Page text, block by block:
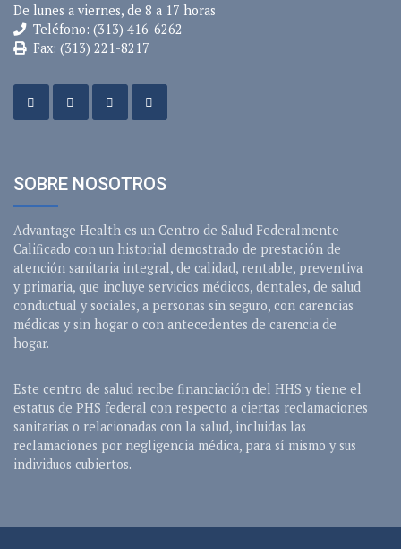
De lunes a viernes, de 8 a 17 horas
Teléfono: (313) 416-6262
Fax: (313) 221-8217
SOBRE NOSOTROS
Advantage Health es un Centro de Salud Federalmente
Calificado con un historial demostrado de prestación de
atención sanitaria integral, de calidad, rentable, preventiva
y primaria, que incluye servicios médicos, dentales, de salud
conductual y sociales, a personas sin seguro, con carencias
médicas y sin hogar o con antecedentes de carencia de
hogar.
Este centro de salud recibe financiación del HHS y tiene el
estatus de PHS federal con respecto a ciertas reclamaciones
sanitarias o relacionadas con la salud, incluidas las
reclamaciones por negligencia médica, para sí mismo y sus
individuos cubiertos.